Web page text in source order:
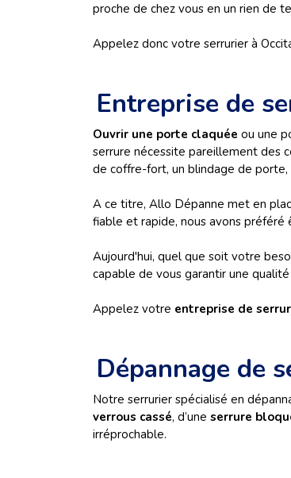
proche de chez vous en un rien de
Appelez donc votre serrurier à
Entreprise de
Ouvrir une porte claquée ou une
serrure nécessite pareillement des
de coffre-fort, un blindage de
A ce titre, Allo Dépanne met en
fiable et rapide, nous avons préféré
Aujourd'hui, quel que soit votre
capable de vous garantir une
Appelez votre entreprise de
Dépannage de
Notre serrurier spécialisé en
verrous cassé, d’une serrure
irréprochable.